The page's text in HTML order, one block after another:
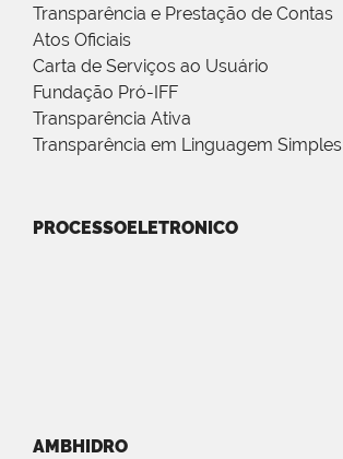
Transparência e Prestação de Contas
Atos Oficiais
Carta de Serviços ao Usuário
Fundação Pró-IFF
Transparência Ativa
Transparência em Linguagem Simples
PROCESSOELETRONICO
AMBHIDRO